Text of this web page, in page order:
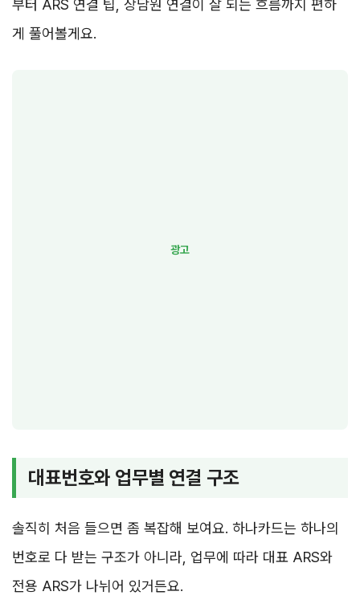
부터 ARS 연결 팁, 상담원 연결이 잘 되는 흐름까지 편하
게 풀어볼게요.
대표번호와 업무별 연결 구조
솔직히 처음 들으면 좀 복잡해 보여요. 하나카드는 하나의
번호로 다 받는 구조가 아니라, 업무에 따라 대표 ARS와
전용 ARS가 나뉘어 있거든요.